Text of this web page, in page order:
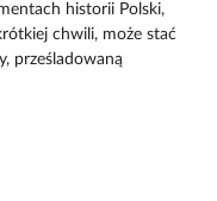
historii Polski,
chwili, może stać
prześladowaną